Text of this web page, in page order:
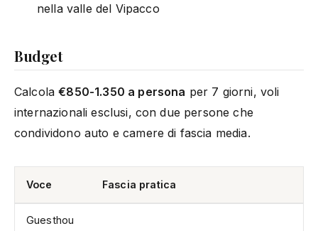
nella valle del Vipacco
Budget
Calcola€850-1.350 a persona per 7 giorni, voli
internazionali esclusi, con due persone che
condividono auto e camere di fascia media.
Voce Fascia pratica
Guesthou